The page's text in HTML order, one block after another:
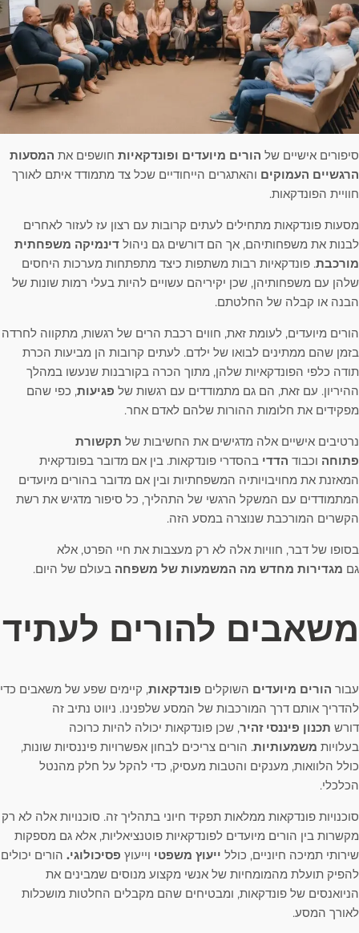
סיפורים אישיים של הורים מיועדים ופונדקאיות חושפים את המסעות
הרגשיים העמוקים והאתגרים הייחודיים שכל צד מתמודד איתם לאורך
חוויית הפונדקאות.
מסעות פונדקאות מתחילים לעתים קרובות עם רצון עז לעזור לאחרים
לבנות את משפחותיהם, אך הם דורשים גם ניהול דינמיקה משפחתית
מורכבת. פונדקאיות רבות משתפות כיצד מתפתחות מערכות היחסים
שלהן עם משפחותיהן, שכן יקיריהם עשויים להיות בעלי רמות שונות של
הבנה או קבלה של החלטתם.
הורים מיועדים, לעומת זאת, חווים רכבת הרים של רגשות, מתקווה לחרדה
בזמן שהם ממתינים לבואו של ילדם. לעתים קרובות הן מביעות הכרת
תודה כלפי הפונדקאיות שלהן, מתוך הכרה בקורבנות שנעשו במהלך
ההיריון. עם זאת, הם גם מתמודדים עם רגשות של פגיעות, כפי שהם
מפקידים את חלומות ההורות שלהם לאדם אחר.
נרטיבים אישיים אלה מדגישים את החשיבות של תקשורת
פתוחה וכבוד הדדי בהסדרי פונדקאות. בין אם מדובר בפונדקאית
המאזנת את מחויבויותיה המשפחתיות ובין אם מדובר בהורים מיועדים
המתמודדים עם המשקל הרגשי של התהליך, כל סיפור מדגיש את רשת
הקשרים המורכבת שנוצרה במסע הזה.
בסופו של דבר, חוויות אלה לא רק מעצבות את חיי הפרט, אלא
גם מגדירות מחדש מה המשמעות של משפחה בעולם של היום.
משאבים להורים לעתיד
עבור הורים מיועדים השוקלים פונדקאות, קיימים שפע של משאבים כדי
להדריך אותם דרך המורכבות של המסע שלפנינו. ניווט נתיב זה
דורש תכנון פיננסי זהיר, שכן פונדקאות יכולה להיות כרוכה
בעלויות משמעותיות. הורים צריכים לבחון אפשרויות פיננסיות שונות,
כולל הלוואות, מענקים והטבות מעסיק, כדי להקל על חלק מהנטל
הכלכלי.
סוכנויות פונדקאות ממלאות תפקיד חיוני בתהליך זה. סוכנויות אלה לא רק
מקשרות בין הורים מיועדים לפונדקאיות פוטנציאליות, אלא גם מספקות
שירותי תמיכה חיוניים, כולל ייעוץ משפטי וייעוץ פסיכולוגי. הורים יכולים
להפיק תועלת מהמומחיות של אנשי מקצוע מנוסים שמבינים את
הניואנסים של פונדקאות, ומבטיחים שהם מקבלים החלטות מושכלות
לאורך המסע.